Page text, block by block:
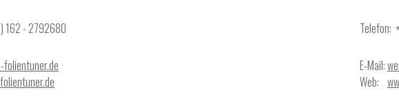
162 - 2792680 Telefon:
E-Mail:
Web: